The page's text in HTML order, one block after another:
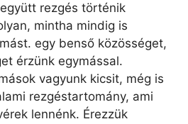
rezgés történik
mintha mindig is
egy benső közösséget,
érzünk egymással.
vagyunk kicsit, még is
rezgéstartomány, ami
lennénk. Érezzük